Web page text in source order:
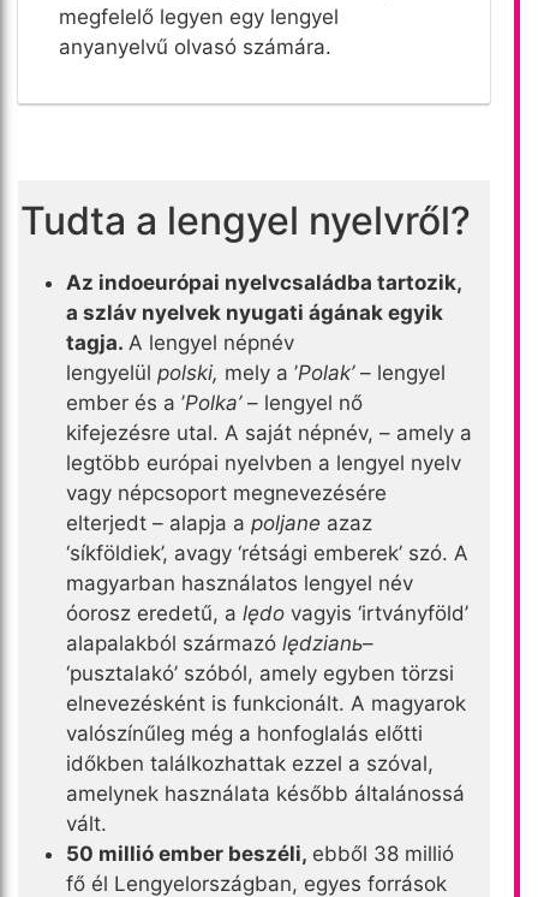
megfelelő legyen egy lengyel
anyanyelvű olvasó számára.
Tudta a lengyel nyelvről?
Az indoeurópai nyelvcsaládba tartozik,
a szláv nyelvek nyugati ágának egyik
tagja. A lengyel népnév
lengyelül polski, mely a ’Polak’– lengyel
ember és a ’Polka’– lengyel nő
kifejezésre utal. A saját népnév, – amely a
legtöbb európai nyelvben a lengyel nyelv
vagy népcsoport megnevezésére
elterjedt – alapja a poljane azaz
‘síkföldiek’, avagy ‘rétsági emberek’ szó. A
magyarban használatos lengyel név
óorosz eredetű, a lędo vagyis ‘irtványföld’
alapalakból származó lędzianь–
‘pusztalakó’ szóból, amely egyben törzsi
elnevezésként is funkcionált. A magyarok
valószínűleg még a honfoglalás előtti
időkben találkozhattak ezzel a szóval,
amelynek használata később általánossá
vált.
50 millió ember beszéli, ebből 38 millió
fő él Lengyelországban, egyes források